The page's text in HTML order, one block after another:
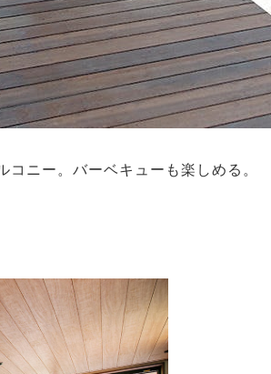
コニー。バーベキューも楽しめる。